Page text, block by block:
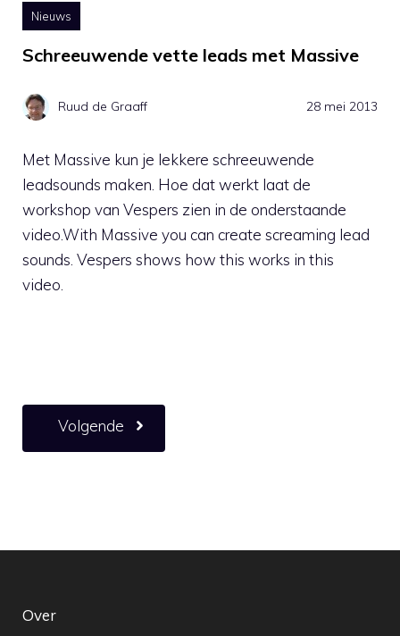
Nieuws
Schreeuwende vette leads met Massive
Ruud de Graaff 28 mei 2013
Met Massive kun je lekkere schreeuwende
leadsounds maken. Hoe dat werkt laat de
workshop van Vespers zien in de onderstaande
video.With Massive you can create screaming lead
sounds. Vespers shows how this works in this
video.
Volgende
Over